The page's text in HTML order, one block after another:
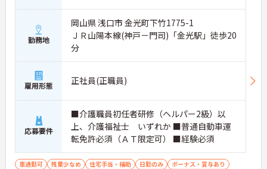
勤務地
岡山県 浅口市 金光町下竹1775-1
ＪＲ山陽本線(神戸－門司)「金光駅」徒歩20
分
雇用形態 正社員(正職員)
応募要件
■介護職員初任者研修（ヘルパー2級）以
上、介護福祉士 いずれか ■普通自動車運
転免許必須（ＡＴ限定可） ■経験必須
車通勤可 残業少なめ 住宅手当・補助 日勤のみ
ボーナス・賞与あり